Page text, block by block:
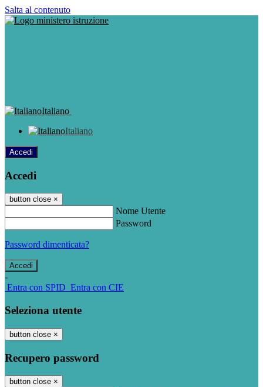
Salta al contenuto
Italiano
Italiano
Accedi
Accedi
button close ×
Nome Utente
Password
Password dimenticata?
-
Entra con SPID Entra con CIE
Seleziona utente
button close ×
Recupero password
button close ×